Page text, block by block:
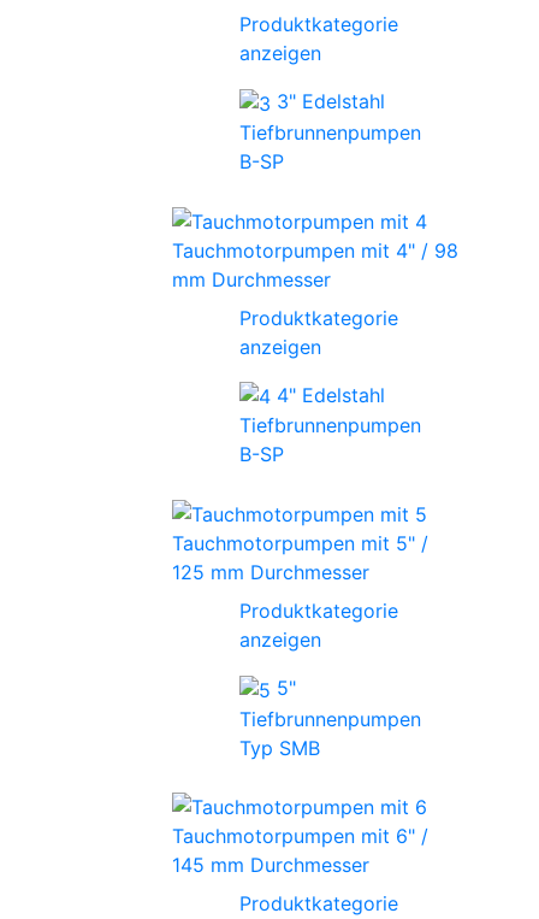
Produktkategorie
anzeigen
3" Edelstahl
Tiefbrunnenpumpen
B-SP
Tauchmotorpumpen mit 4" / 98
mm Durchmesser
Produktkategorie
anzeigen
4" Edelstahl
Tiefbrunnenpumpen
B-SP
Tauchmotorpumpen mit 5" /
125 mm Durchmesser
Produktkategorie
anzeigen
5"
Tiefbrunnenpumpen
Typ SMB
Tauchmotorpumpen mit 6" /
145 mm Durchmesser
Produktkategorie